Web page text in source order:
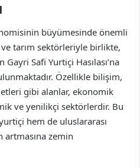
büyümesinde önemli
tarım sektörleriyle birlikte,
Safi Yurtiçi Hasılası’na
Özellikle bilişim,
gibi alanlar, ekonomik
ve yenilikçi sektörlerdir. Bu
hem de uluslararası
zemin